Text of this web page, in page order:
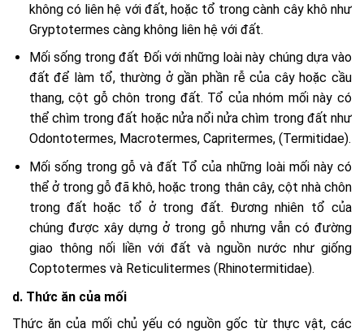
không có liên hệ với đất, hoặc tổ trong cành cây khô như
Gryptotermes càng không liên hệ với đất.
Mối sống trong đất Đối với những loài này chúng dựa vào
đất để làm tổ, thường ở gần phần rễ của cây hoặc cầu
thang, cột gỗ chôn trong đất. Tổ của nhóm mối này có
thể chìm trong đất hoặc nửa nổi nửa chìm trong đất như
Odontotermes, Macrotermes, Capritermes, (Termitidae).
Mối sống trong gỗ và đất Tổ của những loài mối này có
thể ở trong gỗ đã khô, hoặc trong thân cây, cột nhà chôn
trong đất hoặc tổ ở trong đất. Đương nhiên tổ của
chúng được xây dựng ở trong gỗ nhưng vẫn có đường
giao thông nối liền với đất và nguồn nước như giống
Coptotermes và Reticulitermes (Rhinotermitidae).
d. Thức ăn của mối
Thức ăn của mối chủ yếu có nguồn gốc từ thực vật, các